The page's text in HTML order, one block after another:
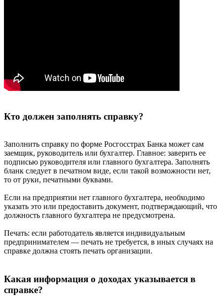
Кто должен заполнять справку?
Заполнить справку по форме Росгосстрах Банка может сам
заемщик, руководитель или бухгалтер. Главное: заверить ее
подписью руководителя или главного бухгалтера. Заполнять
бланк следует в печатном виде, если такой возможности нет,
то от руки, печатными буквами.
Если на предприятии нет главного бухгалтера, необходимо
указать это или предоставить документ, подтверждающий, что
должность главного бухгалтера не предусмотрена.
Печать: если работодатель является индивидуальным
предпринимателем — печать не требуется, в иных случаях на
справке должна стоять печать организации.
Какая информация о доходах указывается в
справке?